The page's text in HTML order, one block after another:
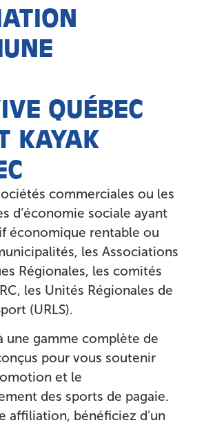
QUÉBEC
KAYAK
commerciales ou les
d’économie sociale ayant
économique rentable ou
les Associations
Régionales, les comités
les Unités Régionales de
(URLS).
une gamme complète de
pour vous soutenir
et le
des sports de pagaie.
affiliation, bénéficiez d’un